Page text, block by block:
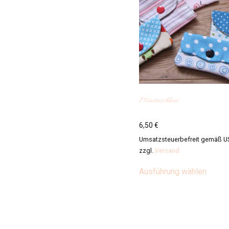
Minitäschlein
6,50€
Umsatzsteuerbefreit gemäß
zzgl.Versand
Ausführung wählen